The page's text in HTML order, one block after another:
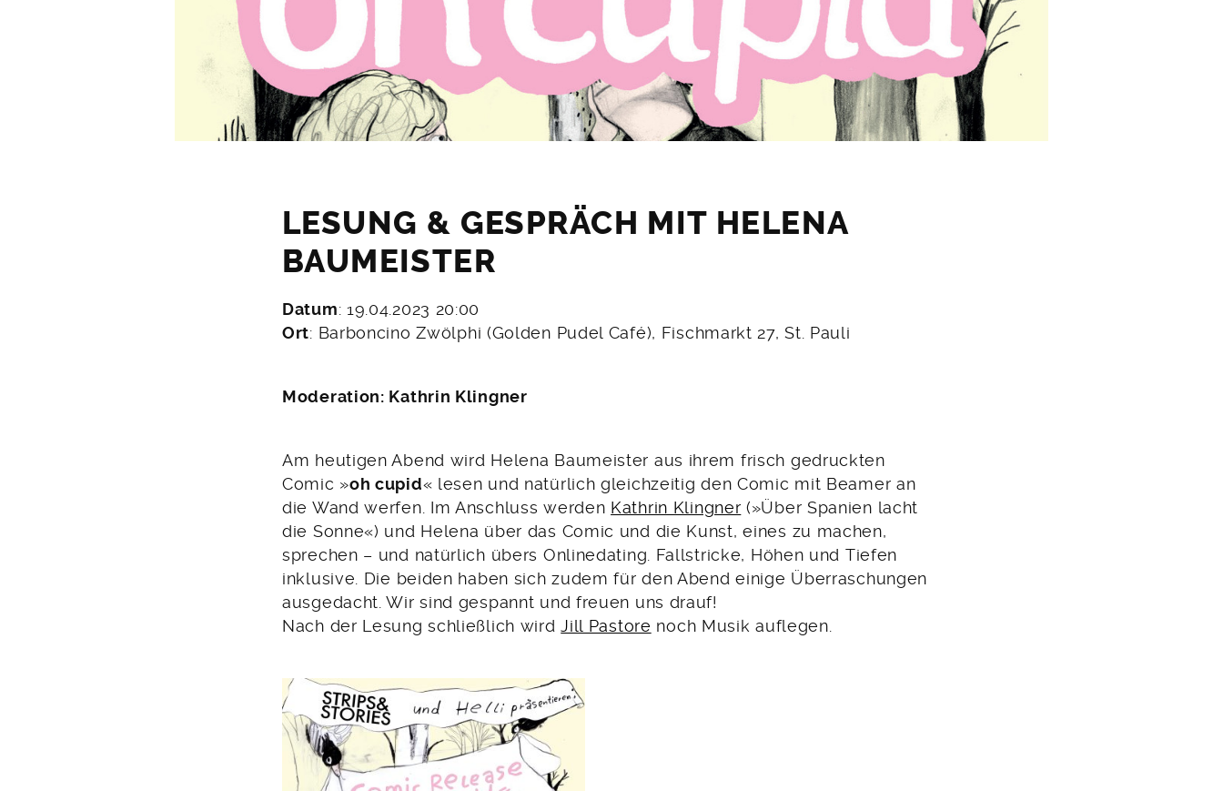
LESUNG & GESPRÄCH MIT HELENA
BAUMEISTER
Datum: 19.04.2023 20:00
Ort: Barboncino Zwölphi (Golden Pudel Café), Fischmarkt 27, St. Pauli
Moderation: Kathrin Klingner
Am heutigen Abend wird Helena Baumeister aus ihrem frisch gedruckten
Comic »oh cupid« lesen und natürlich gleichzeitig den Comic mit Beamer an
die Wand werfen. Im Anschluss werden Kathrin Klingner (»Über Spanien lacht
die Sonne«) und Helena über das Comic und die Kunst, eines zu machen,
sprechen – und natürlich übers Onlinedating. Fallstricke, Höhen und Tiefen
inklusive. Die beiden haben sich zudem für den Abend einige Überraschungen
ausgedacht. Wir sind gespannt und freuen uns drauf!
Nach der Lesung schließlich wirdJill Pastore noch Musik auflegen.